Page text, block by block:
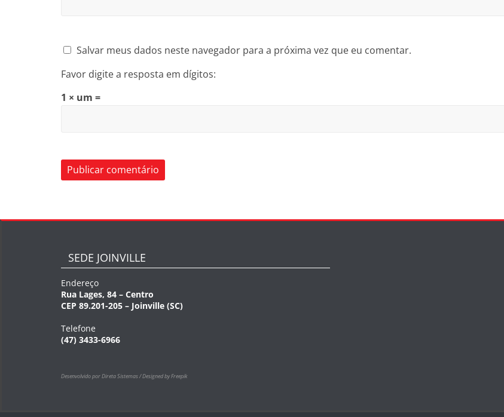
Salvar meus dados neste navegador para a próxima vez que eu comentar.
Favor digite a resposta em dígitos:
1 × um =
SEDE JOINVILLE
Endereço
Rua Lages, 84 – Centro
CEP 89.201-205 – Joinville (SC)
Telefone
(47) 3433-6966
Desenvolvido por Direta Sistemas /Designed by Freepik